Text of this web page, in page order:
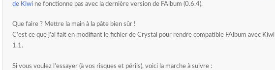
de Kiwi ne fonctionne pas avec la dernière version de FAlbum (0.6.4).
Que faire ? Mettre la main à la pâte bien sûr !
C’est ce que j’ai fait en modifiant le fichier de Crystal pour rendre compatible FAlbum avec Kiwi
1.1.
Si vous voulez l’essayer (à vos risques et périls), voici la marche à suivre :